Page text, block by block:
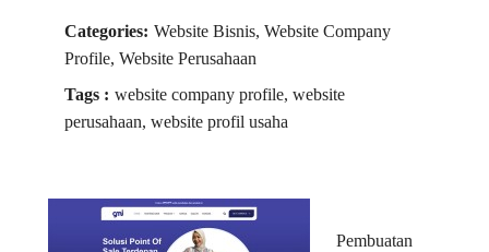
Categories: Website Bisnis, Website Company
Profile, Website Perusahaan
Tags : website company profile, website
perusahaan, website profil usaha
Pembuatan